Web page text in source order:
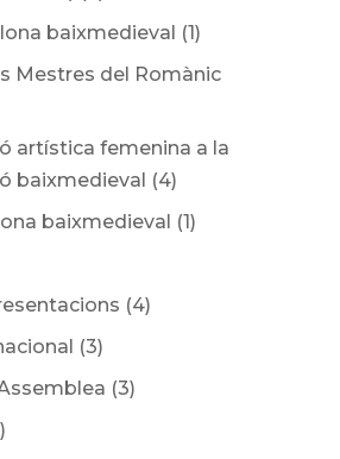
baixmedieval (1)
Mestres del Romànic
artística femenina a la
baixmedieval (4)
baixmedieval (1)
(4)
(3)
(3)